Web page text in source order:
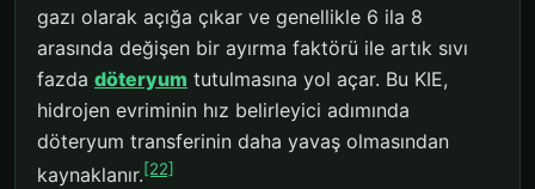
gazı olarak açığa çıkar ve genellikle 6 ila 8
arasında değişen bir ayırma faktörü ile artık sıvı
fazda döteryum tutulmasına yol açar. Bu KIE,
hidrojen evriminin hız belirleyici adımında
döteryum transferinin daha yavaş olmasından
kaynaklanır.[22]